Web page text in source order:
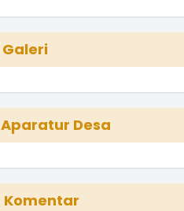
Galeri
Aparatur Desa
Komentar